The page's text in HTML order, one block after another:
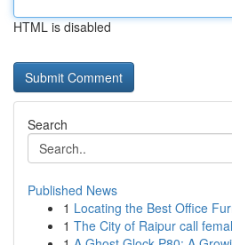
HTML is disabled
Search
Published News
1 Locating the Best Office
1 The City of Raipur call